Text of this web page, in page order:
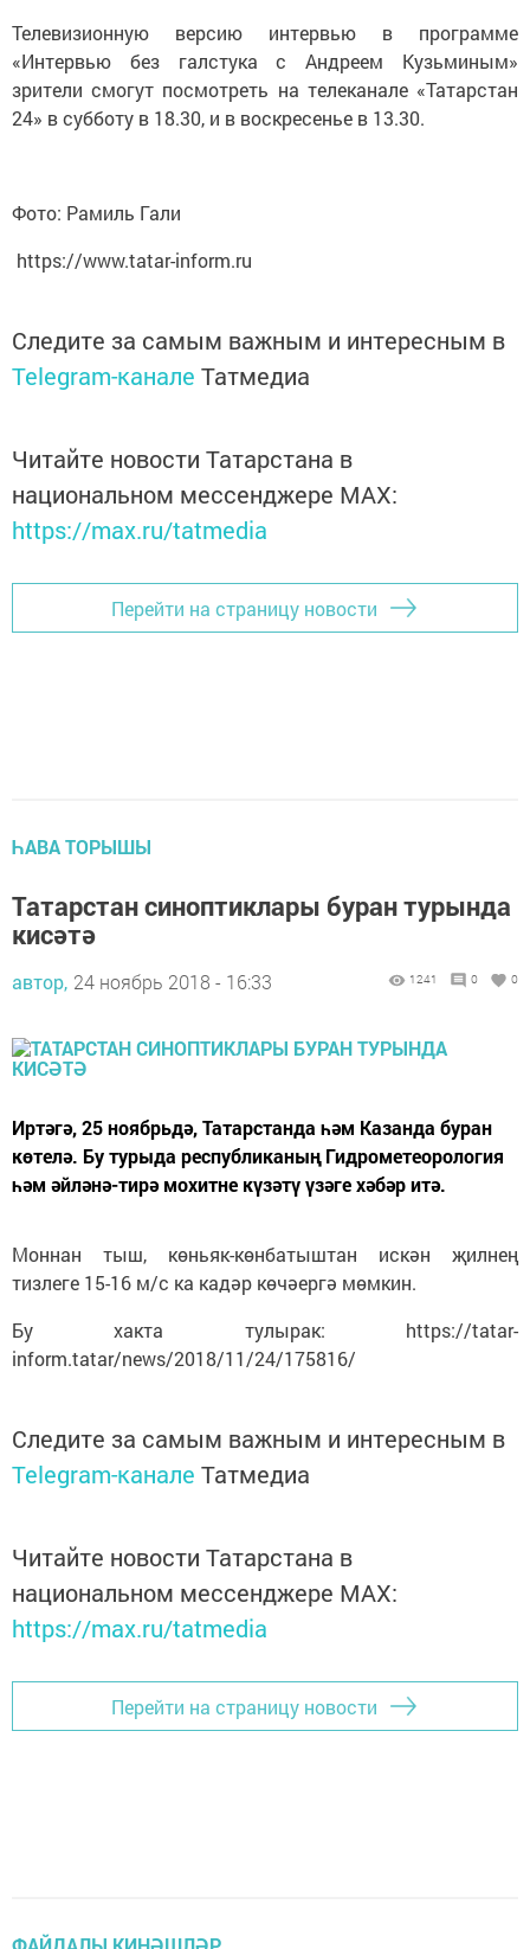
Телевизионную версию интервью в программе
«Интервью без галстука с Андреем Кузьминым»
зрители смогут посмотреть на телеканале «Татарстан
24» в субботу в 18.30, и в воскресенье в 13.30.
Фото: Рамиль Гали
https://www.tatar-inform.ru
Следите за самым важным и интересным в
Telegram-канале Татмедиа
Читайте новости Татарстана в
национальном мессенджере MАХ:
https://max.ru/tatmedia
Перейти на страницу новости
ҺАВА ТОРЫШЫ
Татарстан синоптиклары буран турында
кисәтә
автор, 24 ноябрь 2018 - 16:33 1241 0 0
Иртәгә, 25 ноябрьдә, Татарстанда һәм Казанда буран
көтелә. Бу турыда республиканың Гидрометеорология
һәм әйләнә-тирә мохитне күзәтү үзәге хәбәр итә.
Моннан тыш, көньяк-көнбатыштан искән җилнең
тизлеге 15-16 м/с ка кадәр көчәергә мөмкин.
Бу хакта тулырак: https://tatar-
inform.tatar/news/2018/11/24/175816/
Следите за самым важным и интересным в
Telegram-канале Татмедиа
Читайте новости Татарстана в
национальном мессенджере MАХ:
https://max.ru/tatmedia
Перейти на страницу новости